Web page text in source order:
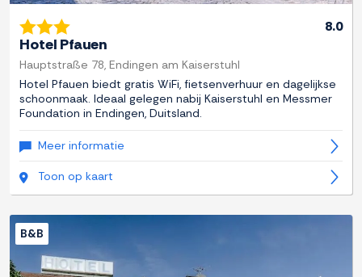
8.0
Hotel Pfauen
Hauptstraße 78, Endingen am Kaiserstuhl
Hotel Pfauen biedt gratis WiFi, fietsenverhuur en dagelijkse
schoonmaak. Ideaal gelegen nabij Kaiserstuhl en Messmer
Foundation in Endingen, Duitsland.
Meer informatie
Toon op kaart
B&B